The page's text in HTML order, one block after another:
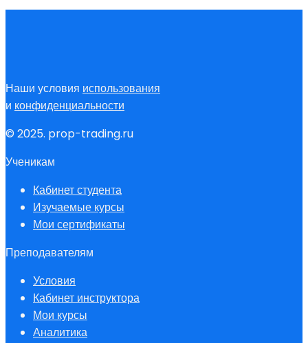
Наши условия использования
и конфиденциальности
© 2025. prop-trading.ru
Ученикам
Кабинет студента
Изучаемые курсы
Мои сертификаты
Преподавателям
Условия
Кабинет инструктора
Мои курсы
Аналитика